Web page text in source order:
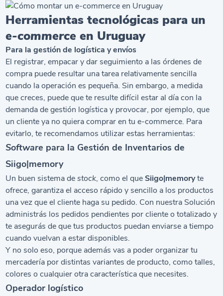
Herramientas tecnológicas para un
e-commerce en Uruguay
Para la gestión de logística y envíos
El registrar, empacar y dar seguimiento a las órdenes de
compra puede resultar una tarea relativamente sencilla
cuando la operación es pequeña. Sin embargo, a medida
que creces, puede que te resulte difícil estar al día con la
demanda de gestión logística y provocar, por ejemplo, que
un cliente ya no quiera comprar en tu e-commerce. Para
evitarlo, te recomendamos utilizar estas herramientas:
Software para la Gestión de Inventarios de
Siigo|memory
Un buen sistema destock, como el queSiigo|memoryte
ofrece, garantiza el acceso rápido y sencillo a los productos
una vez que el cliente haga su pedido. Con nuestra Solución
administrás los pedidos pendientes por cliente o totalizado y
te asegurás de que tus productos puedan enviarse a tiempo
cuando vuelvan a estar disponibles.
Y no solo eso, porque además vas a poder organizar tu
mercadería por distintas variantes de producto, como talles,
colores o cualquier otra característica que necesites.
Operador logístico